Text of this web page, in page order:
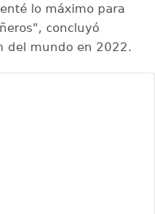
lo máximo para
concluyó
del mundo en 2022.